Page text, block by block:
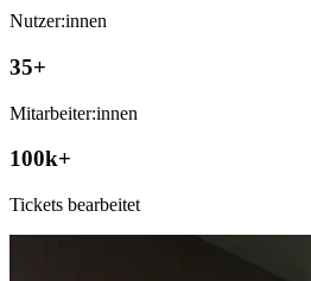
Nutzer:innen
35+
Mitarbeiter:innen
100k+
Tickets bearbeitet